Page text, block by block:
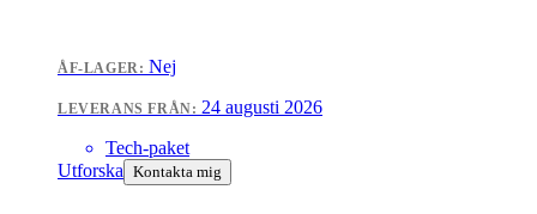
ÅF-LAGER: Nej
LEVERANS FRÅN: 24 augusti 2026
Tech-paket
Utforska Kontakta mig